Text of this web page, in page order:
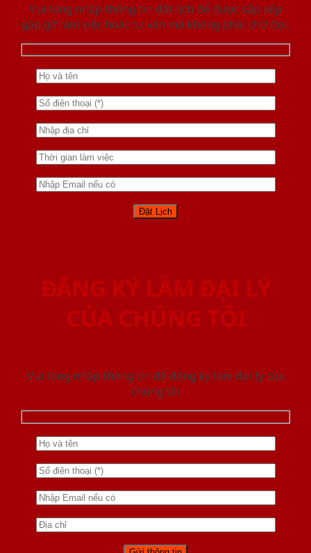
Vui lòng nhập thông tin đặt lịch để được sắp xếp
gặp gỡ làm việc hoăc tư vấn mà không phải chờ đợi.
ĐĂNG KÝ LÀM ĐẠI LÝ
CỦA CHÚNG TÔI
Vui lòng nhập thông tin để đăng ký làm đại lý của
chúng tôi